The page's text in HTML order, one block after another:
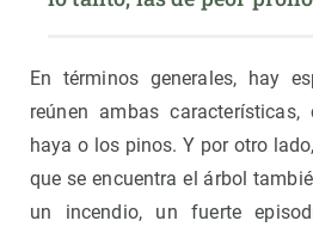
En términos generales, hay
reúnen ambas
haya o los pinos. Y por otro
que se encuentra el árbol
un incendio, un fuerte